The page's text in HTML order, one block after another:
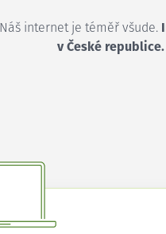
Náš internet je téměř všude.
v České republice.